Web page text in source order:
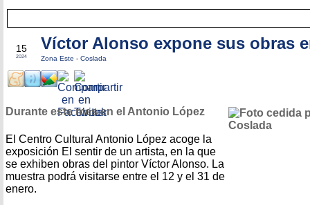
15
2024
Víctor Alonso expone sus obras
Zona Este - Coslada
Durante este mes en el Antonio López
El Centro Cultural Antonio López acoge la
exposición El sentir de un artista, en la que
se exhiben obras del pintor Víctor Alonso. La
muestra podrá visitarse entre el 12 y el 31 de
enero.